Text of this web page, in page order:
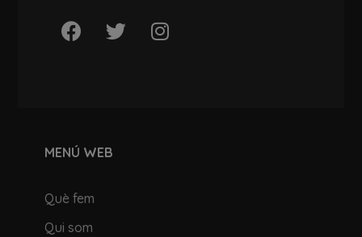
MENÚ WEB
Què fem
Qui som